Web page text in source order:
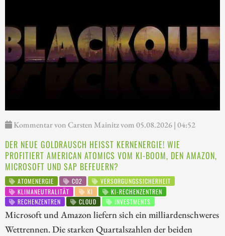
Kommentar von Carsten Mainitz vom 05.08.2026 | 04:52
DER NEUE GOLDRAUSCH HEISST KERNENERGIE! WIE P
ROFITIERT AMERICAN ATOMICS VOM KI-BOOM, DEN AMAZON, M
ICROSOFT UND SAP BEFEUERN?
ATOMENERGIE CO2
VERSORGUNGSSICHERHEIT
KLIMANEUTRALITÄT
KI
KI-RECHENZENTREN
RECHENZENTREN
CLOUD INVESTMENTS
Microsoft und Amazon liefern sich ein milliardenschweres
Wettrennen. Die starken Quartalszahlen der beiden